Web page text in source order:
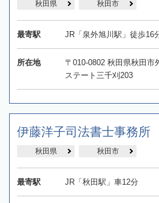
秋田県 秋田市
最寄駅 JR「泉外旭川駅」徒歩16
所在地
〒010-0802 秋田県秋田市
ステート三千刈203
伊藤洋子司法書士事務所
秋田県 秋田市
最寄駅 JR「秋田駅」車12分